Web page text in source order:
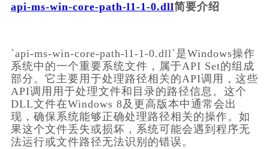
api-ms-win-core-path-l1-1-0.dll简要介绍
`api-ms-win-core-path-l1-1-0.dll`是Windows操作
系统中的一个重要系统文件，属于API Set的组成
部分。它主要用于处理路径相关的API调用，这些
API调用用于处理文件和目录的路径信息。这个
DLL文件在Windows 8及更高版本中通常会出
现，确保系统能够正确处理路径相关的操作。如
果这个文件丢失或损坏，系统可能会遇到程序无
法运行或文件路径无法识别的错误。